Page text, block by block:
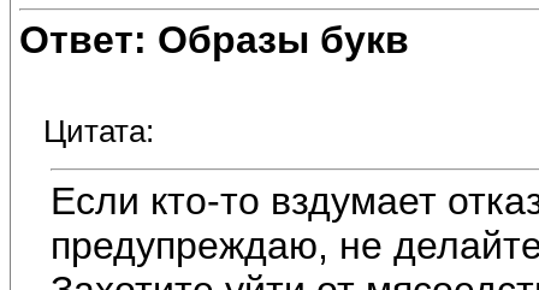
Ответ: Образы букв
Цитата:
Если кто-то вздумает
предупреждаю, не